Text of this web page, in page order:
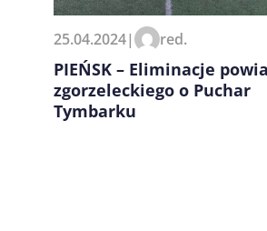
25.04.2024| red.
PIEŃSK – Eliminacje
zgorzeleckiego o Puchar
Tymbarku